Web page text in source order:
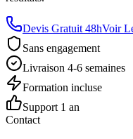
Devis Gratuit 48hVoir
Sans engagement
Livraison 4-6 semaines
Formation incluse
Support 1 an
Contact